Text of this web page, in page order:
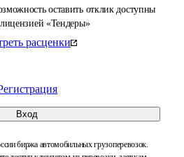
оставить отклик доступны
лицензией «Тендеры»
расценки
Вход
биржа автомобильных грузоперевозок.